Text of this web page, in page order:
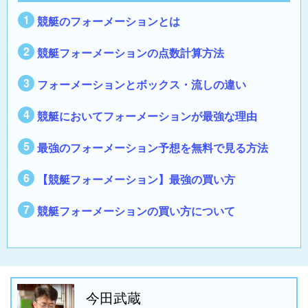
競艇のフォーメーションとは
競艇フォーメーションの点数計算方法
フォーメーションとボックス・流しの違い
競艇においてフォーメーションが最強な理由
最強のフォーメーション予想を無料で見る方法
【競艇フォーメーション】最強の買い方
競艇フォーメーションの買い方について
今田武蔵